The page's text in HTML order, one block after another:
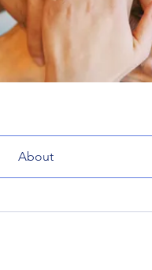
About